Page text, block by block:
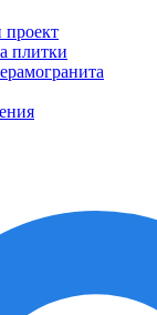
проект
плитки